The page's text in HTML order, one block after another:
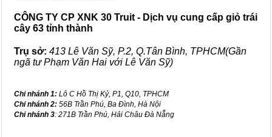
CÔNG TY CP XNK 30 Truit - Dịch vụ cung cấp giỏ trái
cây 63 tỉnh thành
Trụ sở: 413 Lê Văn Sỹ, P.2, Q.Tân Bình, TPHCM(Gần
ngã tư Phạm Văn Hai với Lê Văn Sỹ)
Chi nhánh 1: Lô C Hồ Thị Kỷ, P1, Q10, TPHCM
Chi nhánh 2: 56B Trần Phú, Ba Đình, Hà Nội
Chi nhánh 3: 271B Trần Phú, Hải Châu Đà Nẵng